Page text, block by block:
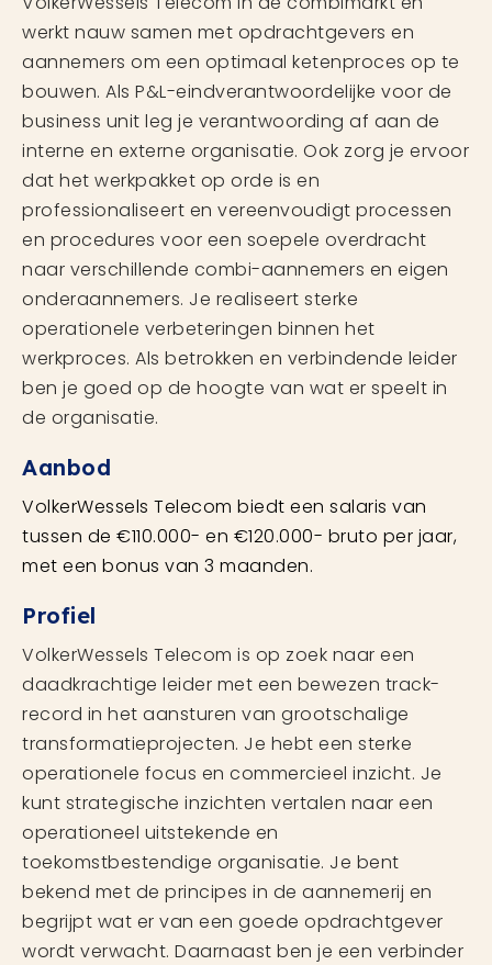
werkt nauw samen met opdrachtgevers en
aannemers om een optimaal ketenproces op te
bouwen. Als P&L-eindverantwoordelijke voor de
business unit leg je verantwoording af aan de
interne en externe organisatie. Ook zorg je ervoor
dat het werkpakket op orde is en
professionaliseert en vereenvoudigt processen
en procedures voor een soepele overdracht
naar verschillende combi-aannemers en eigen
onderaannemers. Je realiseert sterke
operationele verbeteringen binnen het
werkproces. Als betrokken en verbindende leider
ben je goed op de hoogte van wat er speelt in
de organisatie.
Aanbod
VolkerWessels Telecom biedt een salaris van
tussen de €110.000- en €120.000- bruto per jaar,
met een bonus van 3 maanden.
Profiel
VolkerWessels Telecom is op zoek naar een
daadkrachtige leider met een bewezen track-
record in het aansturen van grootschalige
transformatieprojecten. Je hebt een sterke
operationele focus en commercieel inzicht. Je
kunt strategische inzichten vertalen naar een
operationeel uitstekende en
toekomstbestendige organisatie. Je bent
bekend met de principes in de aannemerij en
begrijpt wat er van een goede opdrachtgever
wordt verwacht. Daarnaast ben je een verbinder